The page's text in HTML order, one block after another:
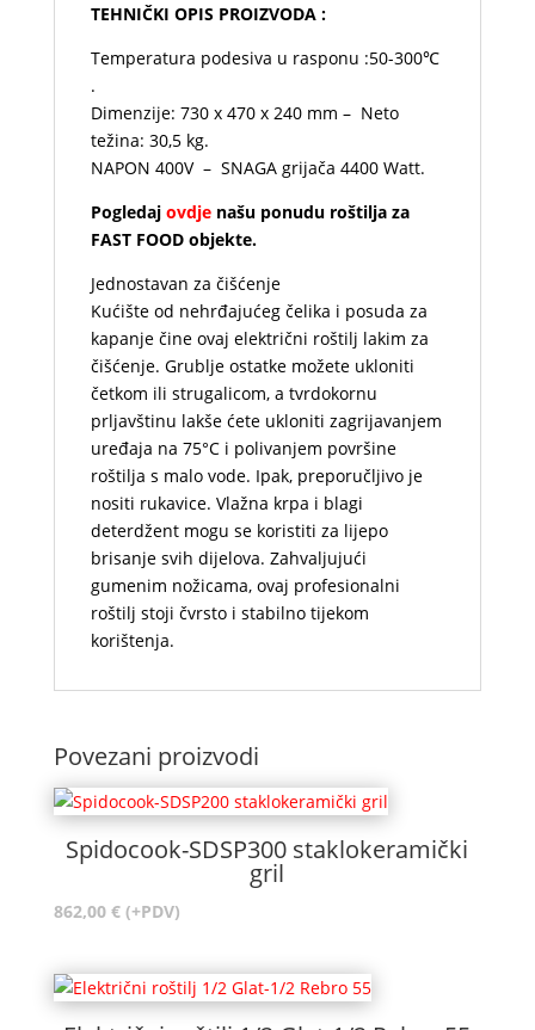
TEHNIČKI OPIS PROIZVODA :
Temperatura podesiva u rasponu :50-300℃
.
Dimenzije: 730 x 470 x 240 mm – Neto
težina: 30,5 kg.
NAPON 400V – SNAGA grijača 4400 Watt.
Pogledaj ovdjenašu ponudu roštilja za
FAST FOOD objekte.
Jednostavan za čišćenje
Kućište od nehrđajućeg čelika i posuda za
kapanje čine ovaj električni roštilj lakim za
čišćenje. Grublje ostatke možete ukloniti
četkom ili strugalicom, a tvrdokornu
prljavštinu lakše ćete ukloniti zagrijavanjem
uređaja na 75°C i polivanjem površine
roštilja s malo vode. Ipak, preporučljivo je
nositi rukavice. Vlažna krpa i blagi
deterdžent mogu se koristiti za lijepo
brisanje svih dijelova. Zahvaljujući
gumenim nožicama, ovaj profesionalni
roštilj stoji čvrsto i stabilno tijekom
korištenja.
Povezani proizvodi
Spidocook-SDSP300 staklokeramički
gril
862,00 € (+PDV)